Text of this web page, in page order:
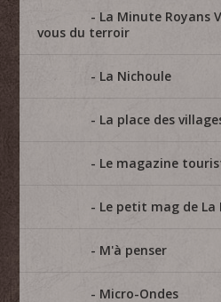
La Minute Royans
vous du terroir
La Nichoule
La place des
Le magazine
Le petit mag de La
M'à penser
Micro-Ondes